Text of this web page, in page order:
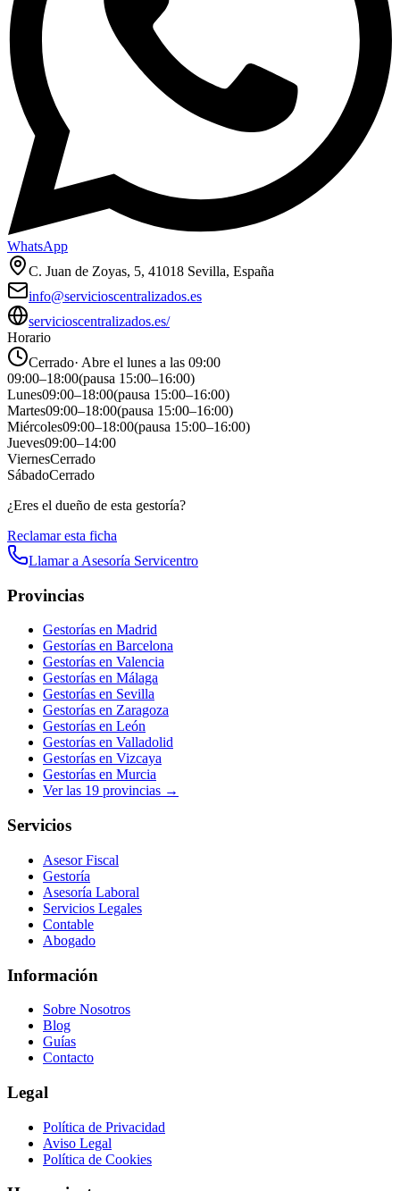
WhatsApp
C. Juan de Zoyas, 5, 41018 Sevilla, España
info@servicioscentralizados.es
servicioscentralizados.es/
Horario
Cerrado· Abre el lunes a las 09:00
09:00–18:00(pausa 15:00–16:00)
Lunes09:00–18:00(pausa 15:00–16:00)
Martes09:00–18:00(pausa 15:00–16:00)
Miércoles09:00–18:00(pausa 15:00–16:00)
Jueves09:00–14:00
ViernesCerrado
SábadoCerrado
¿Eres el dueño de esta gestoría?
Reclamar esta ficha
Llamar a Asesoría Servicentro
Provincias
Gestorías en Madrid
Gestorías en Barcelona
Gestorías en Valencia
Gestorías en Málaga
Gestorías en Sevilla
Gestorías en Zaragoza
Gestorías en León
Gestorías en Valladolid
Gestorías en Vizcaya
Gestorías en Murcia
Ver las 19 provincias →
Servicios
Asesor Fiscal
Gestoría
Asesoría Laboral
Servicios Legales
Contable
Abogado
Información
Sobre Nosotros
Blog
Guías
Contacto
Legal
Política de Privacidad
Aviso Legal
Política de Cookies